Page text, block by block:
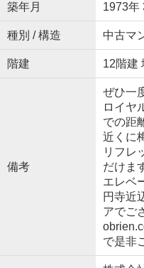
築年月 1973年
種別 / 構造 中古マ
階建 12階建
備考
ぜひ一
ロイヤ
での距
近くに
リフレ
だけま
エレベ
円寺近
アでご
で是非